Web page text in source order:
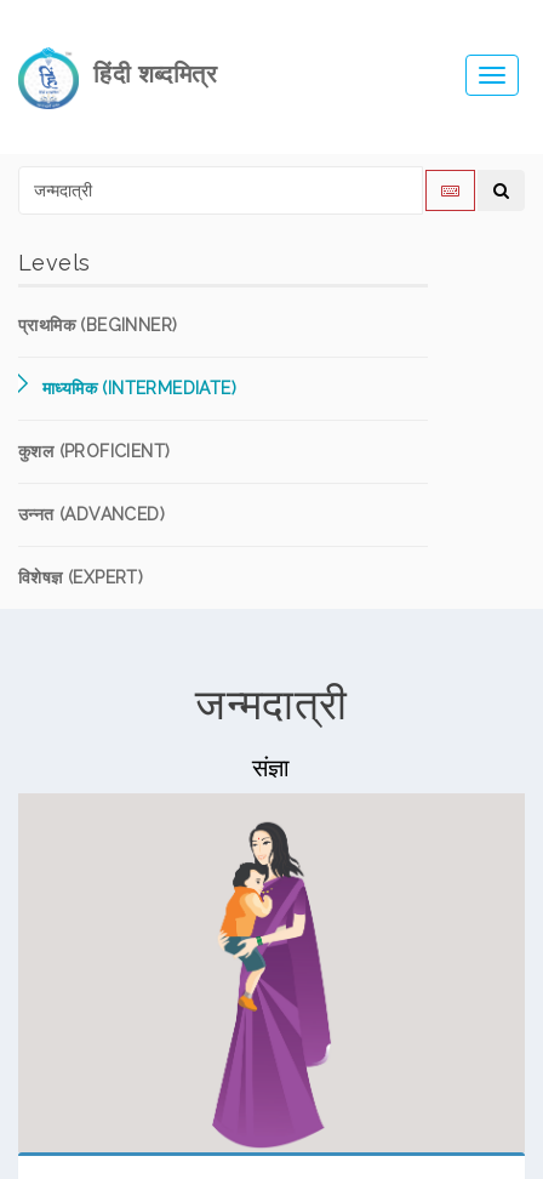
हिंदी शब्दमित्र
Levels
प्राथमिक (BEGINNER)
माध्यमिक (INTERMEDIATE)
कुशल (PROFICIENT)
उन्नत (ADVANCED)
विशेषज्ञ (EXPERT)
जन्मदात्री
संज्ञा